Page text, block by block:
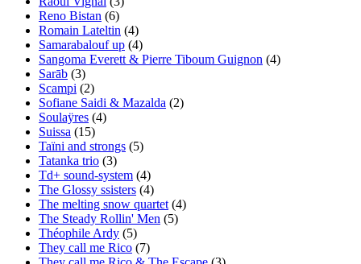
Reno Bistan (6)
Romain Lateltin (4)
Samarabalouf up (4)
Sangoma Everett & Pierre Tiboum Guignon (4)
Sarāb (3)
Scampi (2)
Sofiane Saidi & Mazalda (2)
Soulaÿres (4)
Suissa (15)
Taïni and strongs (5)
Tatanka trio (3)
Td+ sound-system (4)
The Glossy ssisters (4)
The melting snow quartet (4)
The Steady Rollin' Men (5)
Théophile Ardy (5)
They call me Rico (7)